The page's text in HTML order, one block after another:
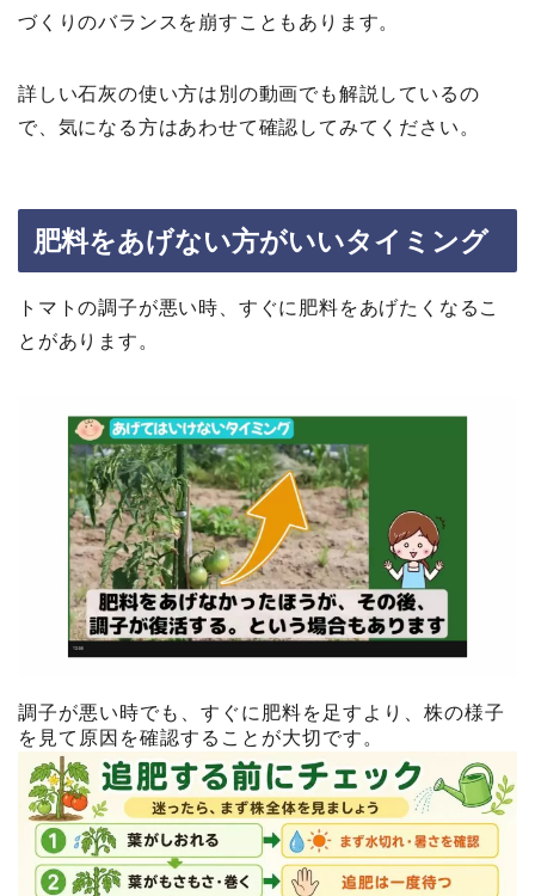
づくりのバランスを崩すこともあります。
詳しい石灰の使い方は別の動画でも解説しているの
で、気になる方はあわせて確認してみてください。
肥料をあげない方がいいタイミング
トマトの調子が悪い時、すぐに肥料をあげたくなるこ
とがあります。
調子が悪い時でも、すぐに肥料を足すより、株の様子
を見て原因を確認することが大切です。